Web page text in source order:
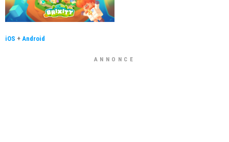
iOS + Android
ANNONCE